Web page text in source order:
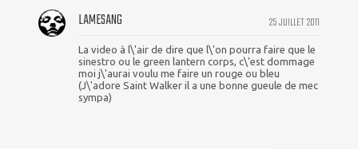
25 JUILLET 2011
LAMESANG
La video à l\'air de dire que l\'on pourra faire que le
sinestro ou le green lantern corps, c\'est dommage
moi j\'aurai voulu me faire un rouge ou bleu
(J\'adore Saint Walker il a une bonne gueule de mec
sympa)